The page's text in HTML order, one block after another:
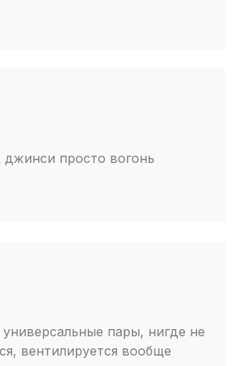
джинси просто вогонь
пары, нигде не
вентилируется вообще